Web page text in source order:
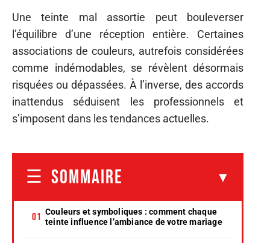
Une teinte mal assortie peut bouleverser
l’équilibre d’une réception entière. Certaines
associations de couleurs, autrefois considérées
comme indémodables, se révèlent désormais
risquées ou dépassées. À l’inverse, des accords
inattendus séduisent les professionnels et
s’imposent dans les tendances actuelles.
SOMMAIRE
Couleurs et symboliques : comment chaque
teinte influence l’ambiance de votre mariage